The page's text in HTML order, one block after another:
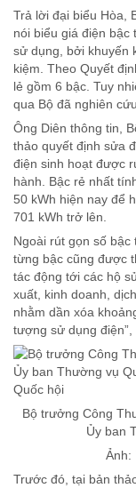
Trả lời đại biểu Hòa,
nói biểu giá điện bậc
sử dụng, bởi khuyến
kiệm. Theo Quyết
lẻ gồm 6 bậc. Tuy
qua Bộ đã nghiên
Ông Diên thông tin,
thảo quyết định sửa
điện sinh hoạt được
hành. Bậc rẻ nhất
50 kWh hiện nay để
701 kWh trở lên.
Ngoài rút gọn số
từng bậc cũng được
tác động tới các hộ
xuất, kinh doanh,
nhằm dần xóa
tượng sử dụng
Bộ trưởng Công
Ủy ban
Ảnh:
Trước đó, tại bản